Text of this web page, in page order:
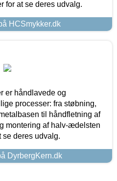
for at se deres udvalg.
HCSmykker.dk
er håndlavede og
processer: fra støbning,
til håndfletning af
montering af halv-ædelsten
se deres udvalg.
DyrbergKern.dk